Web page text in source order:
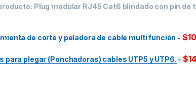
Plug modular RJ45 Cat6 blindado con pin de
de corte y peladora de cable multi función - $
para plegar (Ponchadoras) cables UTP5 y UTP6. -$